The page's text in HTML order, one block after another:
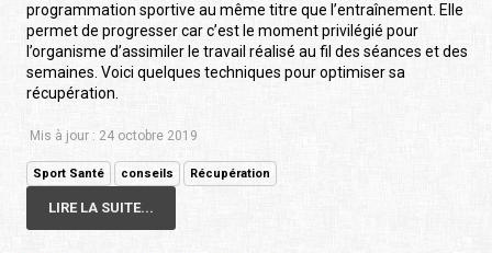
programmation sportive au même titre que l’entraînement. Elle
permet de progresser car c’est le moment privilégié pour
l’organisme d’assimiler le travail réalisé au fil des séances et des
semaines. Voici quelques techniques pour optimiser sa
récupération.
Mis à jour : 24 octobre 2019
Sport Santé conseils Récupération
LIRE LA SUITE...